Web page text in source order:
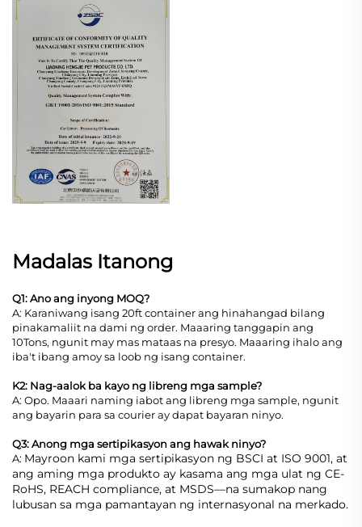
Madalas Itanong
Q1: Ano ang inyong MOQ?
A: Karaniwang isang 20ft container ang hinahangad bilang
pinakamaliit na dami ng order. Maaaring tanggapin ang
10Tons, ngunit may mas mataas na presyo. Maaaring ihalo ang
iba't ibang amoy sa loob ng isang container.
K2: Nag-aalok ba kayo ng libreng mga sample?
A: Opo. Maaari naming iabot ang libreng mga sample, ngunit
ang bayarin para sa courier ay dapat bayaran ninyo.
Q3: Anong mga sertipikasyon ang hawak ninyo?
A: Mayroon kami mga sertipikasyon ng BSCI at ISO 9001, at
ang aming mga produkto ay kasama ang mga ulat ng CE-
RoHS, REACH compliance, at MSDS—na sumakop nang
lubusan sa mga pamantayan ng internasyonal na merkado.